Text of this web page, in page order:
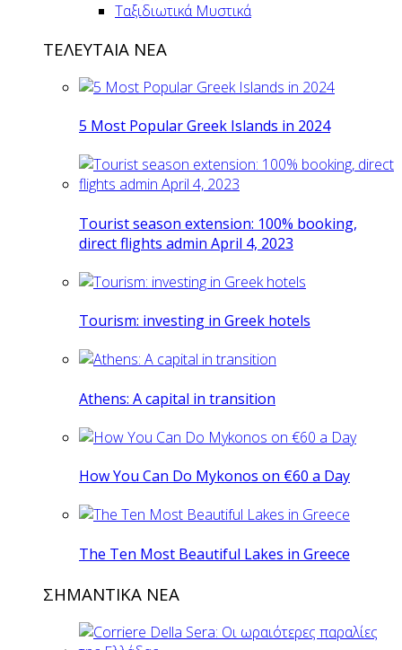
Ταξιδιωτικά Μυστικά
ΤΕΛΕΥΤΑΙΑ ΝΕΑ
5 Most Popular Greek Islands in 2024
Tourist season extension: 100% booking,
direct flights admin April 4, 2023
Tourism: investing in Greek hotels
Athens: A capital in transition
How You Can Do Mykonos on €60 a Day
The Ten Most Beautiful Lakes in Greece
ΣΗΜΑΝΤΙΚΑ ΝΕΑ